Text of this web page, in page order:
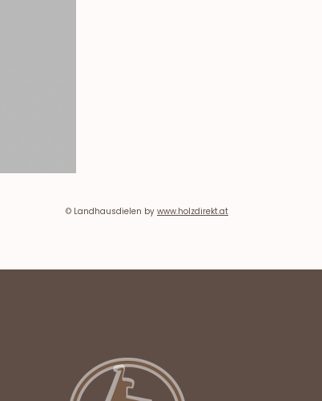
© Landhausdielen by www.holzdirekt.at